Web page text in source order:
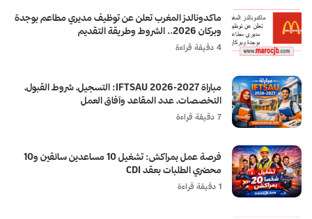
ماكدونالدز المغرب تعلن عن توظيف مديري مطاعم بوجدة
وبركان 2026.. الشروط وطريقة التقديم
4 دقيقة قراءة
مباراة IFTSAU 2026-2027: التسجيل، شروط القبول،
التخصصات، عدد المقاعد وآفاق العمل
7 دقيقة قراءة
فرصة عمل بمراكش: تشغيل 10 مساعدين سائقين و10
محضري الطلبات بعقد CDI
1 دقيقة قراءة